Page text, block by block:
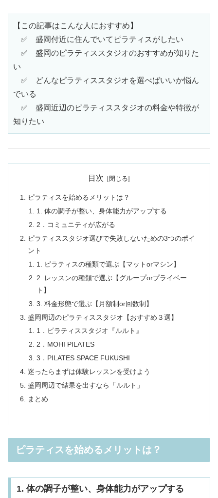
【この記事はこんな人におすすめ】
✅　盛岡付近に住んでいてピラティスがしたい
✅　盛岡のピラティススタジオのおすすめが知りた
い
✅　どんなピラティススタジオを選べばいいか悩ん
でいる
✅　盛岡近辺のピラティススタジオの料金や特徴が
知りたい
目次
ピラティスを始めるメリットは？
1. 体の調子が整い、身体能力がアップする
2．コミュニティが広がる
ピラティススタジオ選びで失敗しないための3つのポイ
ント
1. ピラティスの種類で選ぶ【マットorマシン】
2. レッスンの種類で選ぶ【グループorプライベー
ト】
3. 料金形態で選ぶ【月額制or回数制】
盛岡周辺のピラティススタジオ【おすすめ３選】
1．ピラティススタジオ『ルルト』
2．MOHI PILATES
3．PILATES SPACE FUKUSHI
迷ったらまずは体験レッスンを受けよう
盛岡周辺で結果を出すなら「ルルト」
まとめ
ピラティスを始めるメリットは？
1. 体の調子が整い、身体能力がアップする